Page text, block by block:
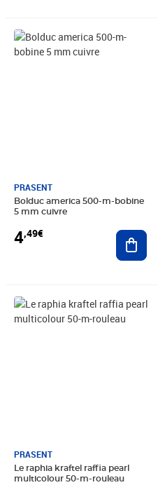
PRASENT
Bolduc america 500-m-bobine
5 mm cuivre
4,49€
Prix 4,49€
PRASENT
Le raphia kraftel raffia pearl
multicolour 50-m-rouleau
Prix 5,99€